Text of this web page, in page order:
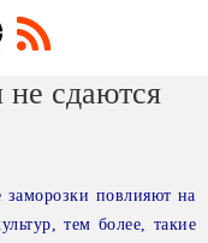
не сдаются
заморозки повлияют на
тем более, такие